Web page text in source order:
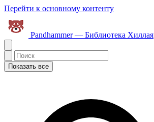
Перейти к основному контенту
Pandhammer — Библиотека Хиллая
Показать все